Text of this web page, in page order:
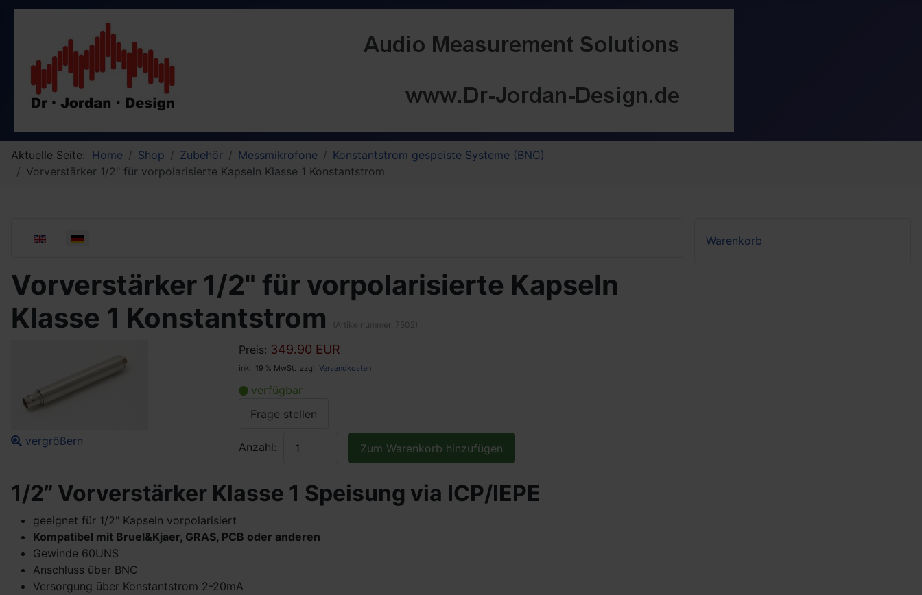
Aktuelle Seite: Home Shop Zubehör Messmikrofone
Konstantstrom gespeiste Systeme (BNC)
Vorverstärker 1/2" für vorpolarisierte Kapseln Klasse 1 Konstantstrom
Sprache auswählen
Vorverstärker 1/2" für vorpolarisierte Kapseln
Klasse 1 Konstantstrom
(Artikelnummer: 7502 )
vergrößern
Preis: 349.90 EUR
inkl. 19 % MwSt. zzgl. Versandkosten
verfügbar
Frage stellen
Anzahl:
1/2” Vorverstärker Klasse 1 Speisung via ICP/IEPE
geeignet für 1/2" Kapseln vorpolarisiert
Kompatibel mit Bruel&Kjaer, GRAS, PCB oder anderen
Gewinde 60UNS
Anschluss über BNC
Versorgung über Konstantstrom 2-20mA
Warenkorb